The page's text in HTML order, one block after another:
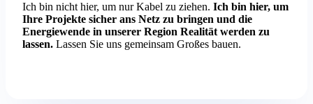
Ich bin nicht hier, um nur Kabel zu ziehen. Ich bin hier, um
Ihre Projekte sicher ans Netz zu bringen und die
Energiewende in unserer Region Realität werden zu
lassen. Lassen Sie uns gemeinsam Großes bauen.